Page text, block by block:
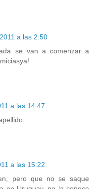
a las 2:50
se van a comenzar a
a las 14:47
a las 15:22
pero que no se saque